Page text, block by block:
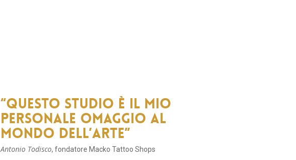
“Questo studio è il mio
personale omaggio al
mondo dell’arte”
Antonio Todisco, fondatore Macko Tattoo Shops